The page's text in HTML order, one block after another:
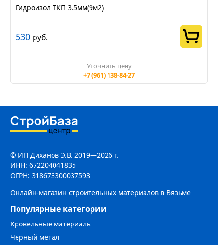
Гидроизол ТКП 3.5мм(9м2)
530 руб.
Уточнить цену
+7 (961) 138-84-27
© ИП Диханов Э.В. 2019—2026 г.
ИНН: 672204041835
ОГРН: 318673300037593
Онлайн-магазин строительных материалов в Вязьме
Популярные категории
Кровельные материалы
Черный метал